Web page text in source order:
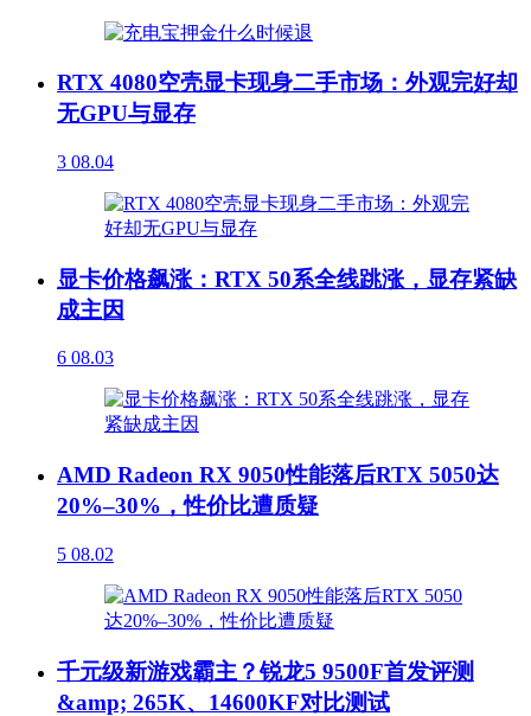
RTX 4080空壳显卡现身二手市场：外观完好却
无GPU与显存
3 08.04
显卡价格飙涨：RTX 50系全线跳涨，显存紧缺
成主因
6 08.03
AMD Radeon RX 9050性能落后RTX 5050达
20%–30%，性价比遭质疑
5 08.02
千元级新游戏霸主？锐龙5 9500F首发评测
&amp; 265K、14600KF对比测试